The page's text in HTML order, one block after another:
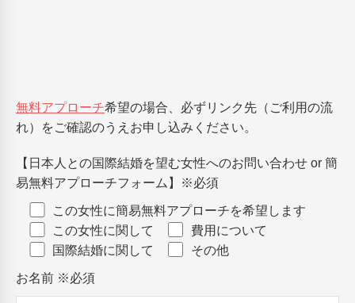
無料アプローチ希望の場合、必ずリンク先（ご利用の流
れ）をご確認のうえお申し込みください。
【日本人との国際結婚を望む女性へのお問い合わせ or 簡
易無料アプローチフォーム】
※必須
この女性に簡易無料アプローチを希望します
この女性に関して
費用について
国際結婚に関して
その他
お名前 ※必須